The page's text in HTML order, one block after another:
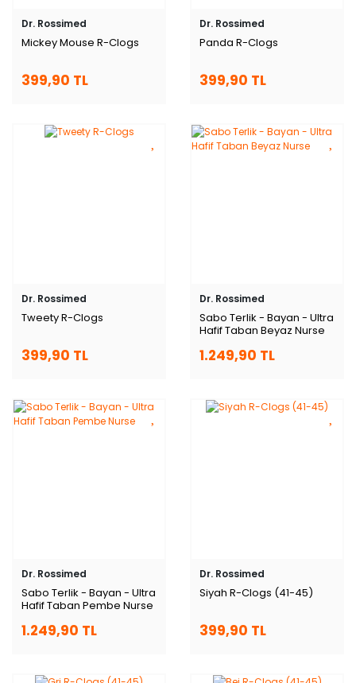
Dr. Rossimed
Mickey Mouse R-Clogs
399,90 TL
Dr. Rossimed
Panda R-Clogs
399,90 TL
Dr. Rossimed
Tweety R-Clogs
399,90 TL
Dr. Rossimed
Sabo Terlik - Bayan - Ultra
Hafif Taban Beyaz Nurse
1.249,90 TL
Dr. Rossimed
Sabo Terlik - Bayan - Ultra
Hafif Taban Pembe Nurse
1.249,90 TL
Dr. Rossimed
Siyah R-Clogs (41-45)
399,90 TL